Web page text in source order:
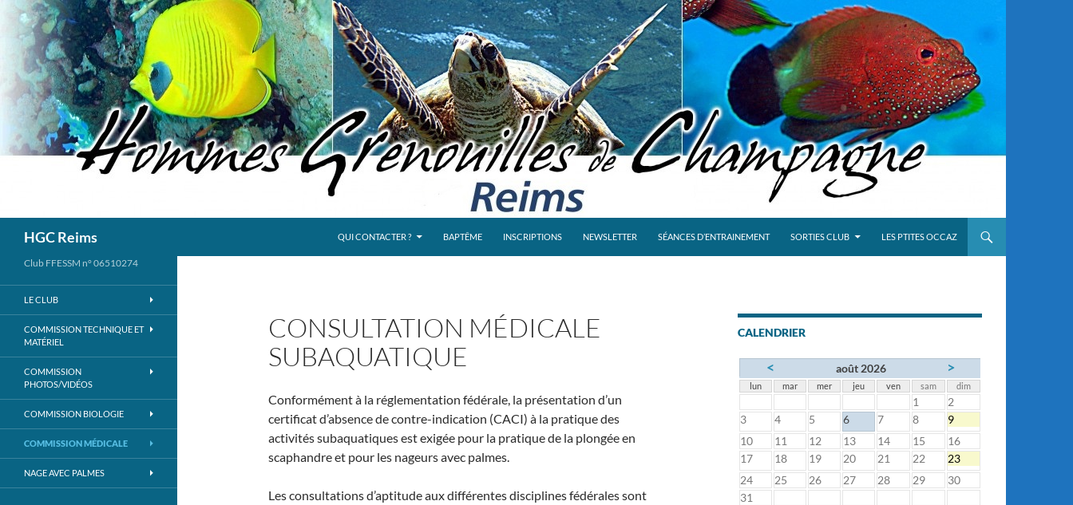
Aller
contenu
HGC Reims QUI CONTACTER ? BAPTÊME INSCRIPTIONS NEWSLETTER SÉANCES D’ENTRAINEMENT SORTIES CLUB LES PTITES OCCAZ
CONSULTATION MÉDICALE
SUBAQUATIQUE
Conformément à la réglementation fédérale, la présentation d’un
certificat d’absence de contre-indication (CACI) à la pratique des
activités subaquatiques est exigée pour la pratique de la plongée en
scaphandre et pour les nageurs avec palmes.
Les consultations d’aptitude aux différentes disciplines fédérales sont
CALENDRIER
< août 2026 >
lun mar mer jeu ven sam dim
1
2
3
4 5 6 7 8
9
10
11 12 13 14 15
16
17
18 19 20 21 22
23
24
25 26 27 28 29
30
31
Club FFESSM n° 06510274
LE CLUB
COMMISSION TECHNIQUE ET
MATÉRIEL
COMMISSION
PHOTOS/VIDÉOS
COMMISSION BIOLOGIE
COMMISSION MÉDICALE
NAGE AVEC PALMES